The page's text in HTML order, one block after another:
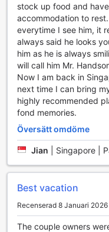
stock up food and
accommodation to
everytime I see him, it
always said he looks
him as he is always
will call him Mr.
Now I am back in
next time I can bring
highly recommended
fond memories.
Översätt omdöme
Jian Singapore |
Best vacation
Recenserad 8 Januari 2026
The couple owners